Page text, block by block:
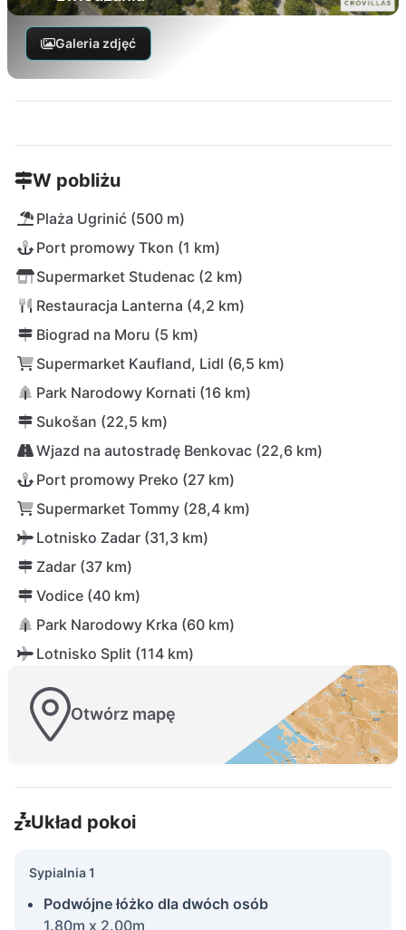
Galeria zdjęć
W pobliżu
Plaża Ugrinić (500 m)
Port promowy Tkon (1 km)
Supermarket Studenac (2 km)
Restauracja Lanterna (4,2 km)
Biograd na Moru (5 km)
Supermarket Kaufland, Lidl (6,5 km)
Park Narodowy Kornati (16 km)
Sukošan (22,5 km)
Wjazd na autostradę Benkovac (22,6 km)
Port promowy Preko (27 km)
Supermarket Tommy (28,4 km)
Lotnisko Zadar (31,3 km)
Zadar (37 km)
Vodice (40 km)
Park Narodowy Krka (60 km)
Lotnisko Split (114 km)
Otwórz mapę
Układ pokoi
Sypialnia 1
Podwójne łóżko dla dwóch osób
1.80m x 2.00m